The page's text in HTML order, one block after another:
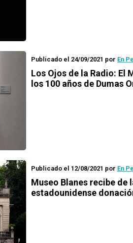
Publicado el 24/09/2021 por En
Los Ojos de la Radio: El
los 100 años de Dumas
Publicado el 12/08/2021 por En
Museo Blanes recibe de
estadounidense